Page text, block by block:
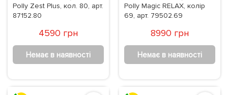
Polly Zest Plus, кол. 80, арт.
87152.80
4590 грн
Немає в наявності
Polly Magic RELAX, колір
69, арт. 79502.69
8990 грн
Немає в наявності